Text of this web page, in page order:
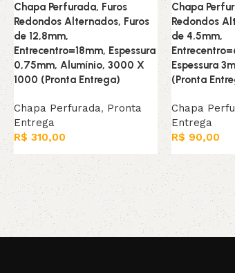
Chapa Perfurada, Furos
Redondos Alternados, Furos
de 12,8mm,
Entrecentro=18mm, Espessura
0,75mm, Alumínio, 3000 X
1000 (Pronta Entrega)
Chapa Perfurada, Pronta
Entrega
R$ 310,00
Adicionar ao carrinho
Chapa
Redondos
de 4.5mm,
Espessura
(Pronta
Chapa
Entrega
R$ 90,00
Adicionar